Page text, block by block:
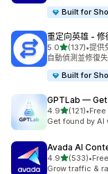
Built for
重定向英雄 ‑
5.0滿分 5 顆星
(137)
共有 137 則評價
•提供
自動偵測並修復
Built for
GPTLab —
4.9滿分 5 顆星
(121)
共有 121 則評價
•Free
Get found by AI
Avada AI
4.9滿分 5 顆星
(533)
共有 533 則評價
•
Grow traffic &